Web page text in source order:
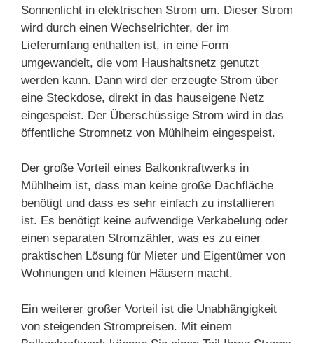
Sonnenlicht in elektrischen Strom um. Dieser Strom
wird durch einen Wechselrichter, der im
Lieferumfang enthalten ist, in eine Form
umgewandelt, die vom Haushaltsnetz genutzt
werden kann. Dann wird der erzeugte Strom über
eine Steckdose, direkt in das hauseigene Netz
eingespeist. Der Überschüssige Strom wird in das
öffentliche Stromnetz von Mühlheim eingespeist.
Der große Vorteil eines Balkonkraftwerks in
Mühlheim ist, dass man keine große Dachfläche
benötigt und dass es sehr einfach zu installieren
ist. Es benötigt keine aufwendige Verkabelung oder
einen separaten Stromzähler, was es zu einer
praktischen Lösung für Mieter und Eigentümer von
Wohnungen und kleinen Häusern macht.
Ein weiterer großer Vorteil ist die Unabhängigkeit
von steigenden Strompreisen. Mit einem